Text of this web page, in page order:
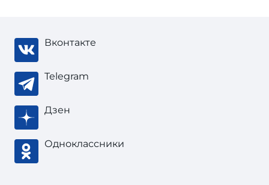
Вконтакте
Telegram
Дзен
Одноклассники